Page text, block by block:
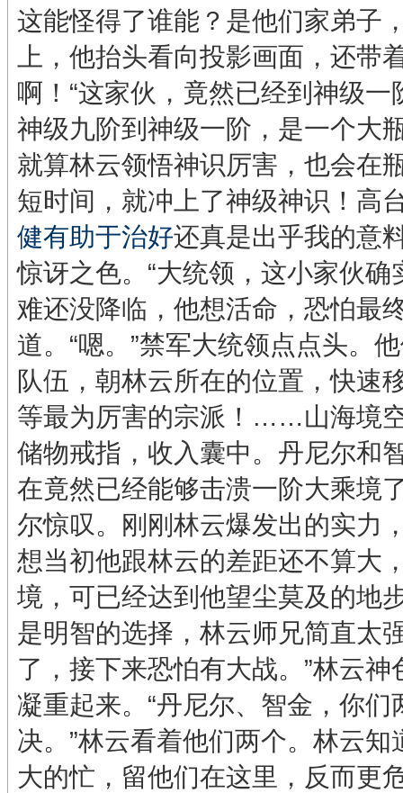
这能怪得了谁能？是他们家弟子
上，他抬头看向投影画面，还
啊！“这家伙，竟然已经到神级
神级九阶到神级一阶，是一个大
就算林云领悟神识厉害，也会在
短时间，就冲上了神级神识！高
健有助于治好还真是出乎我的意
惊讶之色。“大统领，这小家伙
难还没降临，他想活命，恐怕最
道。“嗯。”禁军大统领点点头。
队伍，朝林云所在的位置，快速
等最为厉害的宗派！……山海境
储物戒指，收入囊中。丹尼尔
在竟然已经能够击溃一阶大乘境
尔惊叹。刚刚林云爆发出的实力
想当初他跟林云的差距还不算大
境，可已经达到他望尘莫及的地
是明智的选择，林云师兄简直太
了，接下来恐怕有大战。”林云
凝重起来。“丹尼尔、智金，你
决。”林云看着他们两个。林云
大的忙，留他们在这里，反而更